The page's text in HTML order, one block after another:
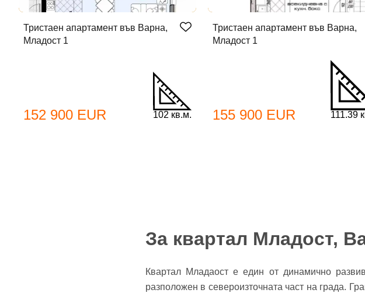
Добре дошъл!
Забравена парола?
Тристаен апартамент във Варна,
Младост 1
152 900 EUR 102 кв.м.
Тристаен апартамент във Варна,
Младост 1
155 900 EUR 111.39
За квартал Младост,
Квартал Младаост е един от динамично
разположен в североизточната част на града.
Вашето